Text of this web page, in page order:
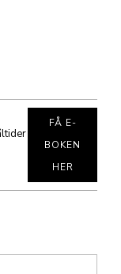
FÅ E-
BOKEN
HER